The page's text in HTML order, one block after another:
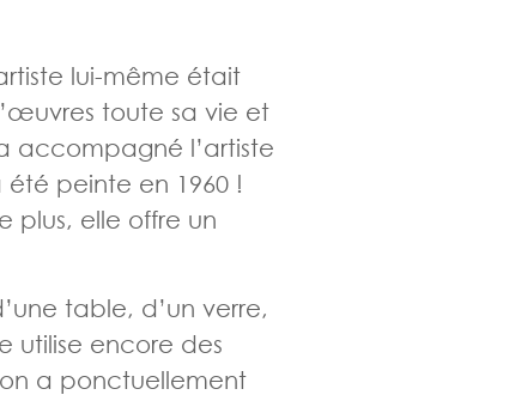
lui-même était
toute sa vie et
accompagné l’artiste
peinte en 1960 !
plus, elle offre un
table, d’un verre,
utilise encore des
a ponctuellement